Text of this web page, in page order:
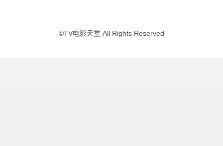
©TV电影天堂 All Rights Reserved